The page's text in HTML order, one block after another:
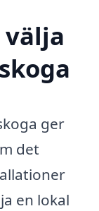
ger
det
en lokal